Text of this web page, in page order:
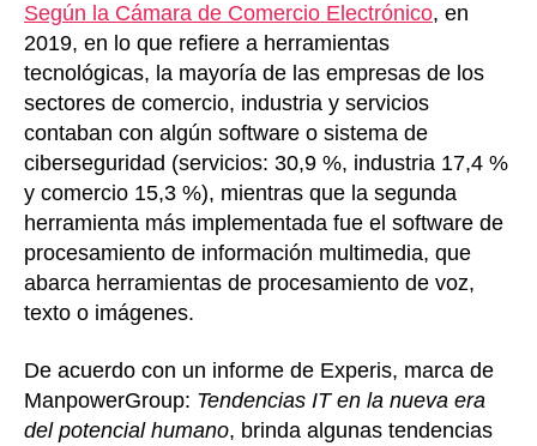
Según la Cámara de Comercio Electrónico, en
2019, en lo que refiere a herramientas
tecnológicas, la mayoría de las empresas de los
sectores de comercio, industria y servicios
contaban con algún software o sistema de
ciberseguridad (servicios: 30,9 %, industria 17,4 %
y comercio 15,3 %), mientras que la segunda
herramienta más implementada fue el software de
procesamiento de información multimedia, que
abarca herramientas de procesamiento de voz,
texto o imágenes.
De acuerdo con un informe de Experis, marca de
ManpowerGroup: Tendencias IT en la nueva era
del potencial humano, brinda algunas tendencias